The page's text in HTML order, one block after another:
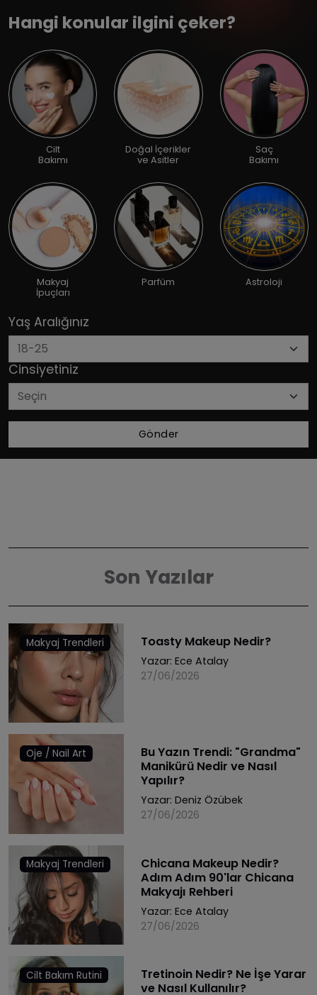
Hangi konular ilgini çeker?
Cilt
Bakımı
Doğal İçerikler
ve Asitler
Saç
Bakımı
Makyaj
İpuçları
Parfüm Astroloji
Yaş Aralığınız
Cinsiyetiniz
Gönder
Son Yazılar
Makyaj Trendleri Toasty Makeup Nedir?
Yazar: Ece Atalay
27/06/2026
Oje / Nail Art
Bu Yazın Trendi: "Grandma"
Manikürü Nedir ve Nasıl
Yapılır?
Yazar: Deniz Özübek
27/06/2026
Makyaj Trendleri
Chicana Makeup Nedir?
Adım Adım 90'lar Chicana
Makyajı Rehberi
Yazar: Ece Atalay
27/06/2026
Cilt Bakım Rutini
Tretinoin Nedir? Ne İşe Yarar
ve Nasıl Kullanılır?